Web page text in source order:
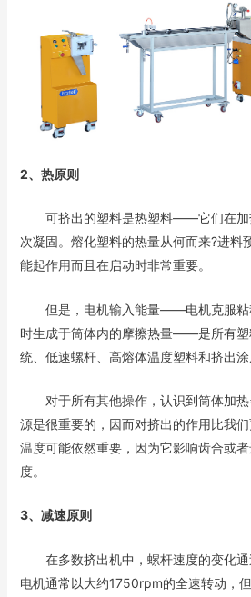
2、热原则
可挤出的塑料是热塑料——它们在加
次凝固。熔化塑料的热量从何而来?进料
能起作用而且在启动时非常重要。
但是，电机输入能量——电机克服粘
时生成于筒体内的摩擦热量——是所有塑
统、低速螺杆、高熔体温度塑料和挤出涂
对于所有其他操作，认识到筒体加热
源是很重要的，因而对挤出的作用比我
温度可能依然重要，因为它影响齿合或
度。
3、减速原则
在多数挤出机中，螺杆速度的变化通
电机通常以大约1750rpm的全速转动，